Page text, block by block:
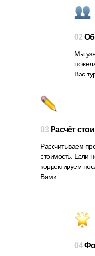
02
Мы
Вас
Рассчитываем
стоимость. Если
корректируем
Вами.
03 Расчёт
04